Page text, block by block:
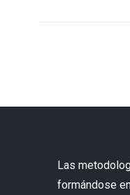
Las
formándose